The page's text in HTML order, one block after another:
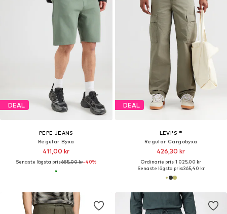
DEAL
PEPE JEANS
Regular Byxa
411,00 kr
Senaste lägsta pris:685,00 kr-40%
DEAL
LEVI'S ®
Regular Cargobyxa
426,30 kr
Ordinarie pris: 1 025,00 kr
Senaste lägsta pris:365,40 kr